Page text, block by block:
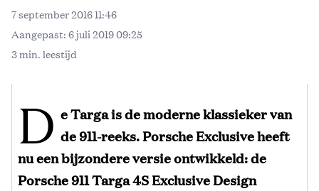
7 september 2016 11:46
Aangepast: 6 juli 2019 09:25
3 min. leestijd
D eTarga is de moderne klassieker van
de 911-reeks. Porsche Exclusive heeft
nu een bijzondere versie ontwikkeld: de
Porsche 911 Targa 4S Exclusive Design